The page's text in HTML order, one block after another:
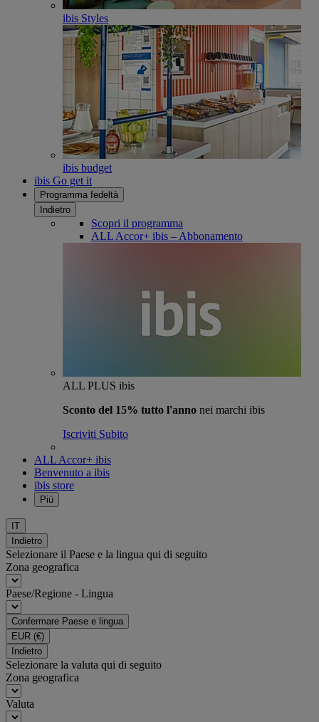
ibis Styles
ibis budget
ibis Go get it
Programma fedeltà
Indietro
Scopri il programma
ALL Accor+ ibis – Abbonamento
ALL PLUS ibis
Sconto del 15% tutto l'anno nei marchi ibis
Iscriviti Subito
ALL Accor+ ibis
Benvenuto a ibis
ibis store
Più
IT
Indietro
Selezionare il Paese e la lingua qui di seguito
Zona geografica
Paese/Regione - Lingua
Confermare Paese e lingua
EUR (€)
Indietro
Selezionare la valuta qui di seguito
Zona geografica
Valuta